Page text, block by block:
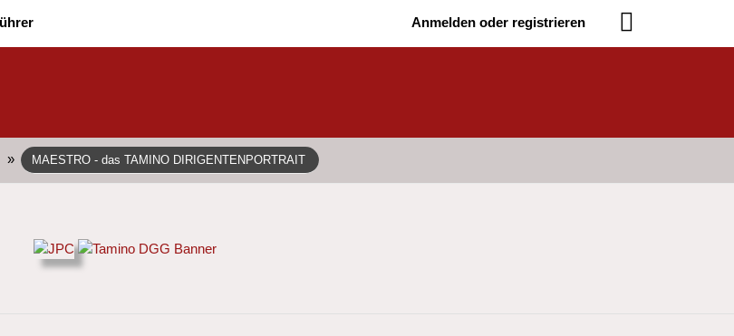
Anmelden oder registrieren
» MAESTRO - das TAMINO DIRIGENTENPORTRAIT